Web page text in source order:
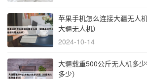
苹果手机怎么连接大疆无人
大疆无人机）
2024-10-14
大疆载重500公斤无人机多
多少）